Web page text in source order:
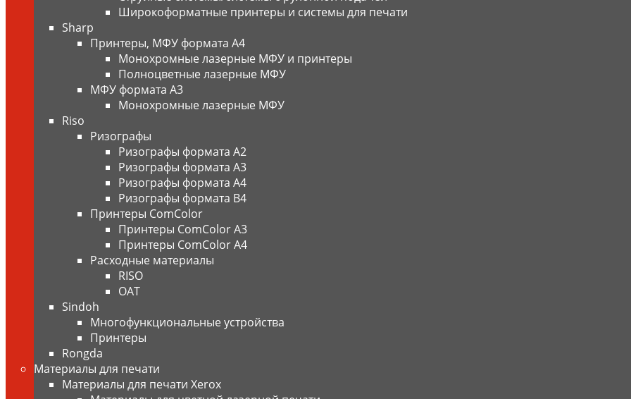
Широкоформатные принтеры и системы для печати
Sharp
Принтеры, МФУ формата А4
Монохромные лазерные МФУ и принтеры
Полноцветные лазерные МФУ
МФУ формата А3
Монохромные лазерные МФУ
Riso
Ризографы
Ризографы формата A2
Ризографы формата A3
Ризографы формата A4
Ризографы формата B4
Принтеры ComColor
Принтеры ComColor A3
Принтеры ComColor A4
Расходные материалы
RISO
OAT
Sindoh
Многофункциональные устройства
Принтеры
Rongda
Материалы для печати
Материалы для печати Xerox